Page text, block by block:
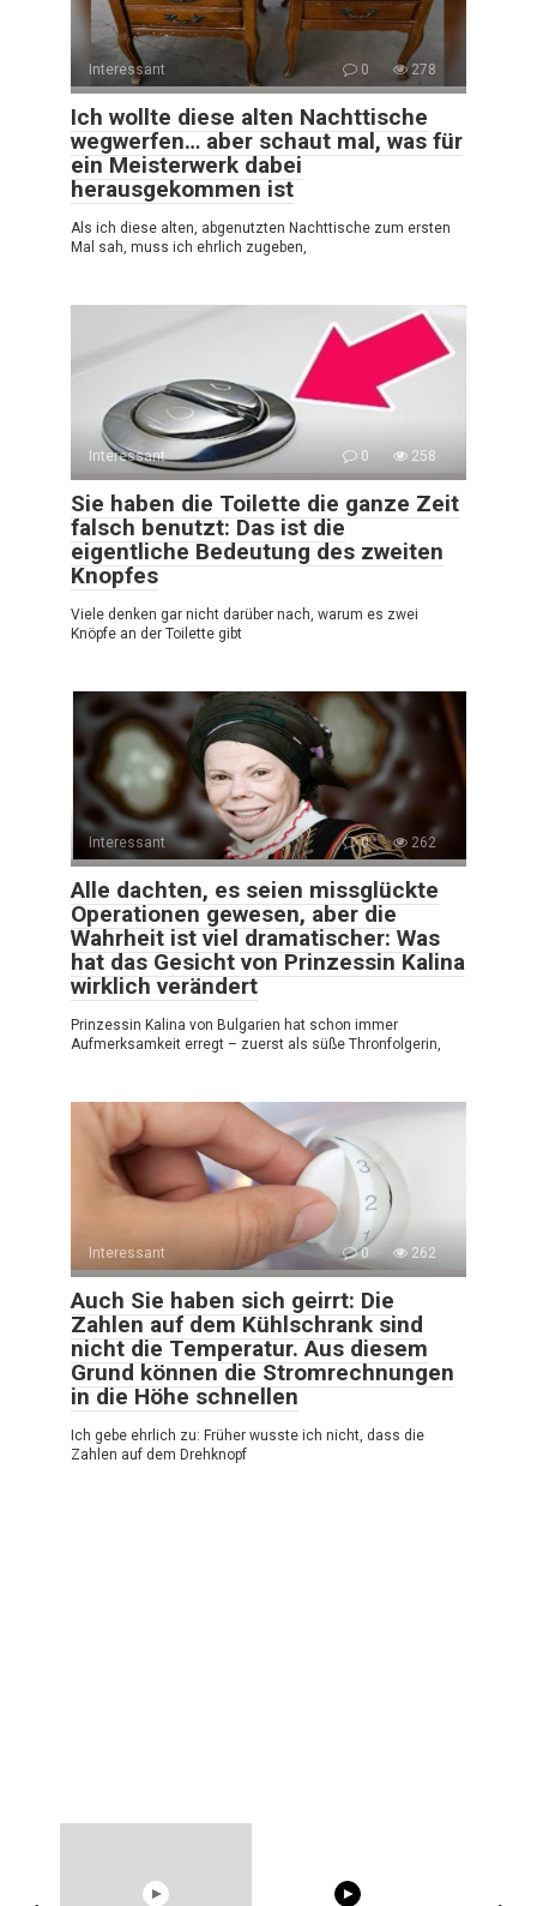
Interessant 0 278
Ich wollte diese alten Nachttische
wegwerfen… aber schaut mal, was für
ein Meisterwerk dabei
herausgekommen ist
Als ich diese alten, abgenutzten Nachttische zum ersten
Mal sah, muss ich ehrlich zugeben,
Interessant 0 258
Sie haben die Toilette die ganze Zeit
falsch benutzt: Das ist die
eigentliche Bedeutung des zweiten
Knopfes
Viele denken gar nicht darüber nach, warum es zwei
Knöpfe an der Toilette gibt
Interessant 0 262
Alle dachten, es seien missglückte
Operationen gewesen, aber die
Wahrheit ist viel dramatischer: Was
hat das Gesicht von Prinzessin Kalina
wirklich verändert
Prinzessin Kalina von Bulgarien hat schon immer
Aufmerksamkeit erregt – zuerst als süße Thronfolgerin,
Interessant 0 262
Auch Sie haben sich geirrt: Die
Zahlen auf dem Kühlschrank sind
nicht die Temperatur. Aus diesem
Grund können die Stromrechnungen
in die Höhe schnellen
Ich gebe ehrlich zu: Früher wusste ich nicht, dass die
Zahlen auf dem Drehknopf